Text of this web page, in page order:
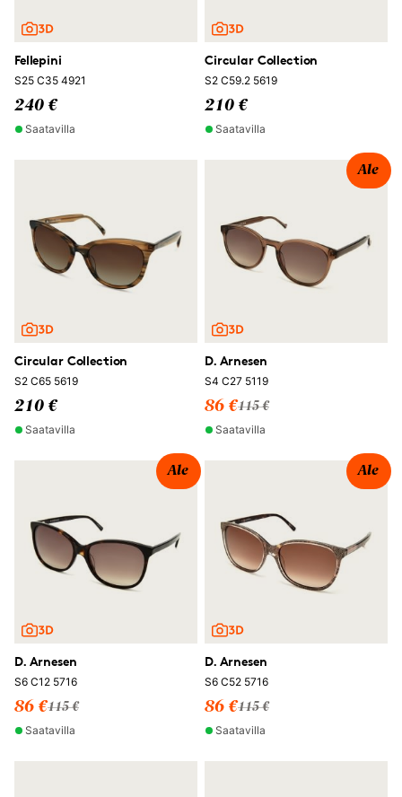
Fellepini
S25 C35 4921
240 €
Saatavilla
Circular Collection
S2 C59.2 5619
210 €
Saatavilla
Circular Collection
S2 C65 5619
210 €
Saatavilla
Ale
D. Arnesen
S4 C27 5119
86 €115 €
Saatavilla
Ale
D. Arnesen
S6 C12 5716
86 €115 €
Saatavilla
Ale
D. Arnesen
S6 C52 5716
86 €115 €
Saatavilla